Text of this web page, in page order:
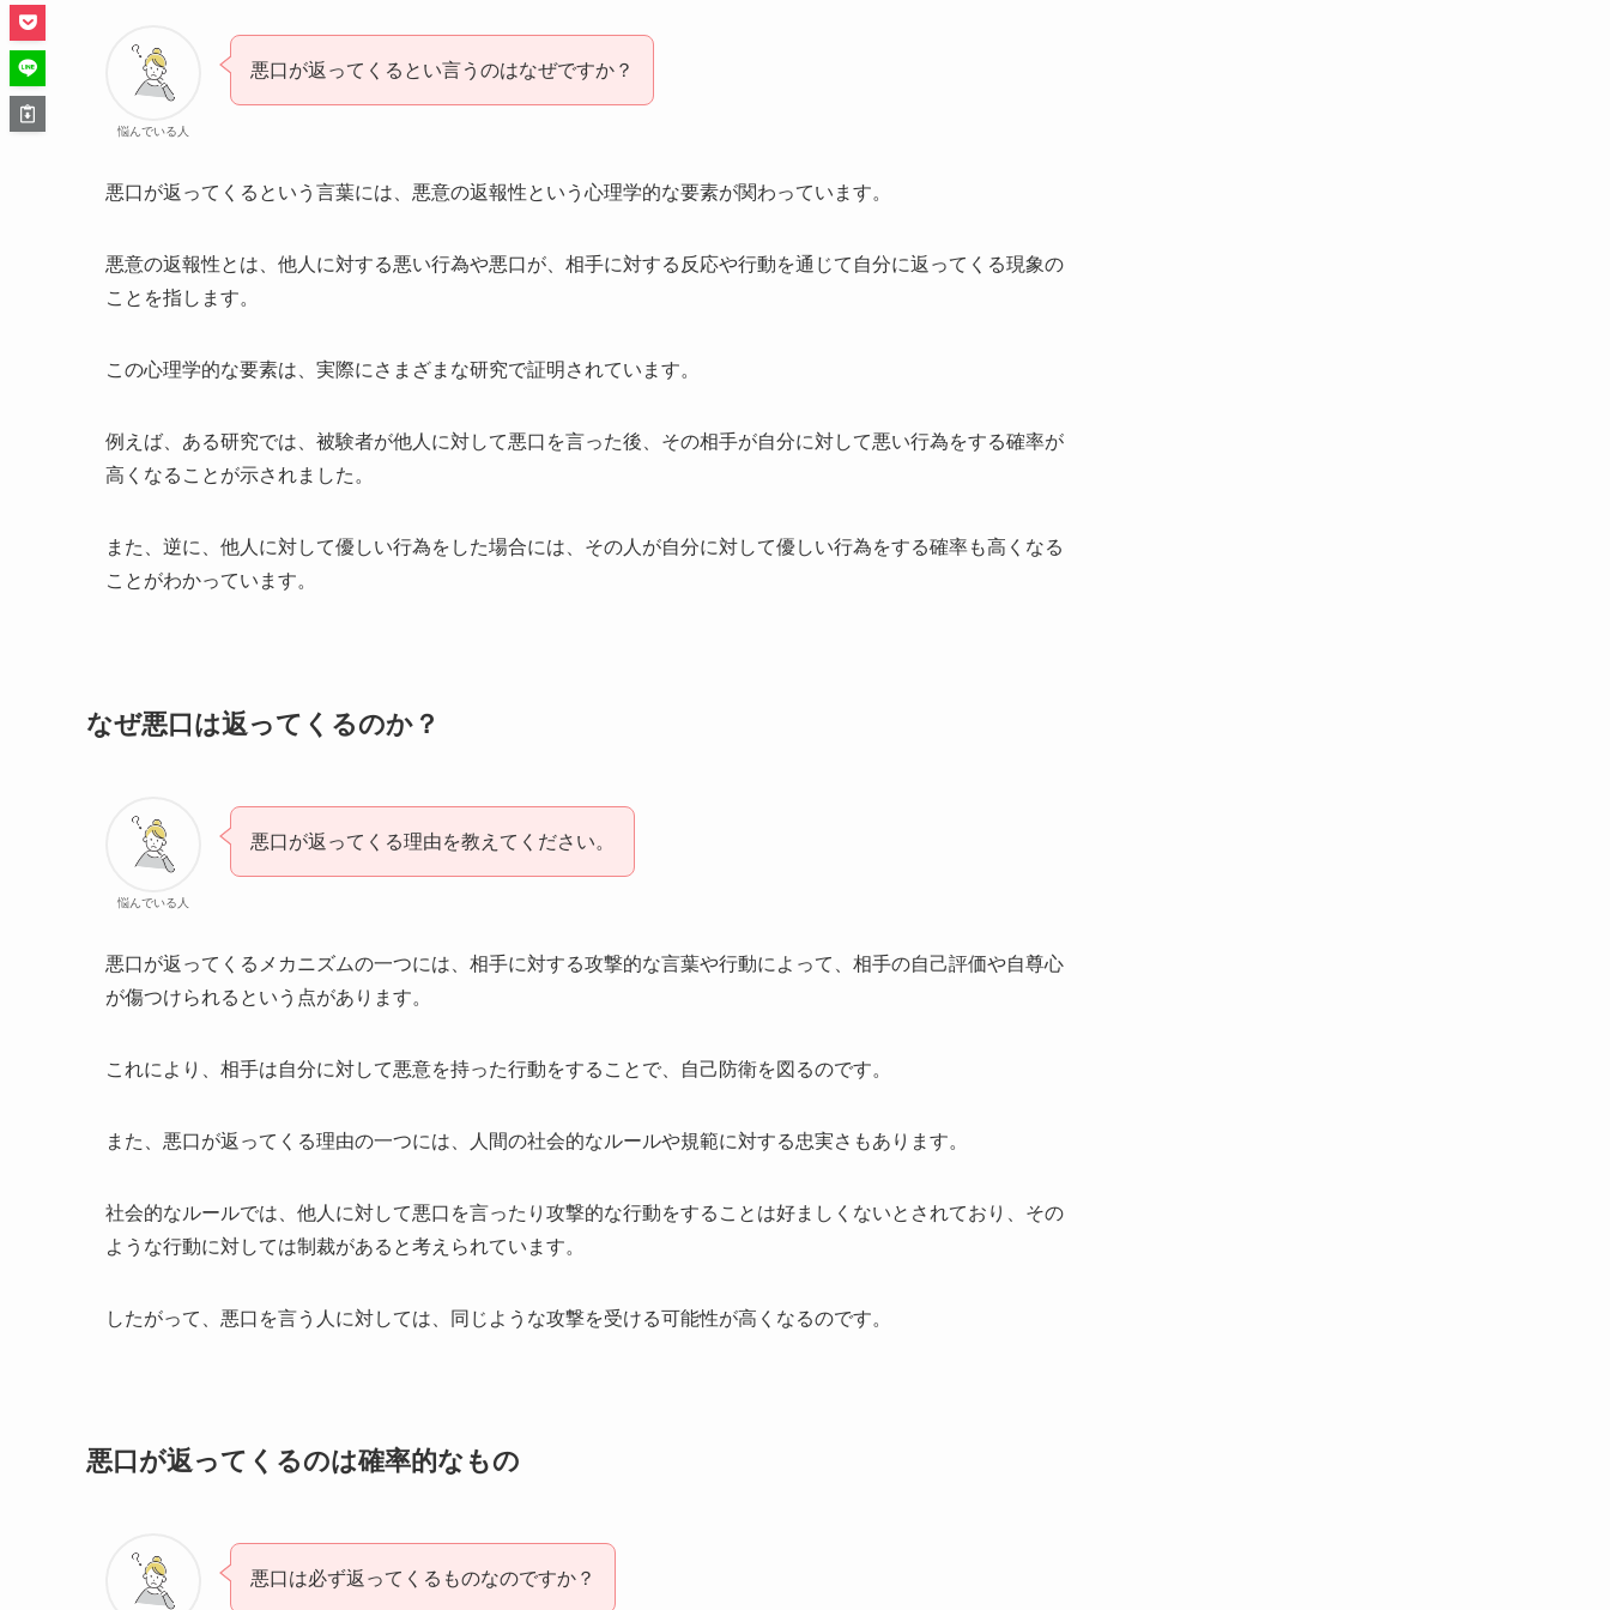
悩んでいる人
悪口が返ってくるとい言うのはなぜですか？
悪口が返ってくるという言葉には、悪意の返報性という心理学的な要素が関わっています。
悪意の返報性とは、他人に対する悪い行為や悪口が、相手に対する反応や行動を通じて自分に返ってくる現象の
ことを指します。
この心理学的な要素は、実際にさまざまな研究で証明されています。
例えば、ある研究では、被験者が他人に対して悪口を言った後、その相手が自分に対して悪い行為をする確率が
高くなることが示されました。
また、逆に、他人に対して優しい行為をした場合には、その人が自分に対して優しい行為をする確率も高くなる
ことがわかっています。
なぜ悪口は返ってくるのか？
悩んでいる人
悪口が返ってくる理由を教えてください。
悪口が返ってくるメカニズムの一つには、相手に対する攻撃的な言葉や行動によって、相手の自己評価や自尊心
が傷つけられるという点があります。
これにより、相手は自分に対して悪意を持った行動をすることで、自己防衛を図るのです。
また、悪口が返ってくる理由の一つには、人間の社会的なルールや規範に対する忠実さもあります。
社会的なルールでは、他人に対して悪口を言ったり攻撃的な行動をすることは好ましくないとされており、その
ような行動に対しては制裁があると考えられています。
したがって、悪口を言う人に対しては、同じような攻撃を受ける可能性が高くなるのです。
悪口が返ってくるのは確率的なもの
悪口は必ず返ってくるものなのですか？